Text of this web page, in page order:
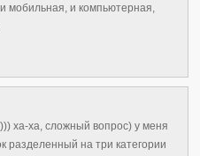
мобильная, и компьютерная,
ха-ха, сложный вопрос) у меня
разделенный на три категории